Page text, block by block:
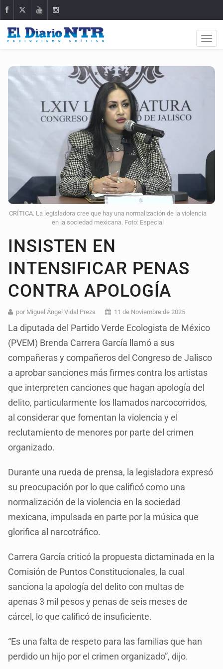
CRÍTICA. La legisladora cree que hay una normalización de la violencia
en la sociedad mexicana. Foto: Especial
INSISTEN EN
INTENSIFICAR PENAS
CONTRA APOLOGÍA
por Miguel Ángel Vidal Preza 11 de Noviembre de 2025
La diputada del Partido Verde Ecologista de México
(PVEM) Brenda Carrera García llamó a sus
compañeras y compañeros del Congreso de Jalisco
a aprobar sanciones más firmes contra los artistas
que interpreten canciones que hagan apología del
delito, particularmente los llamados narcocorridos,
al considerar que fomentan la violencia y el
reclutamiento de menores por parte del crimen
organizado.
Durante una rueda de prensa, la legisladora expresó
su preocupación por lo que calificó como una
normalización de la violencia en la sociedad
mexicana, impulsada en parte por la música que
glorifica al narcotráfico.
Carrera García criticó la propuesta dictaminada en la
Comisión de Puntos Constitucionales, la cual
sanciona la apología del delito con multas de
apenas 3 mil pesos y penas de seis meses de
cárcel, lo que calificó de insuficiente.
“Es una falta de respeto para las familias que han
perdido un hijo por el crimen organizado”, dijo.